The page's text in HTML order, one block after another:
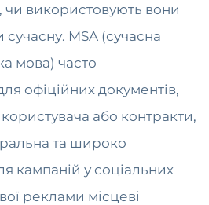
чи використовують вони
сучасну. MSA (сучасна
мова) часто
офіційних документів,
або контракти,
та широко
кампаній у соціальних
реклами місцеві